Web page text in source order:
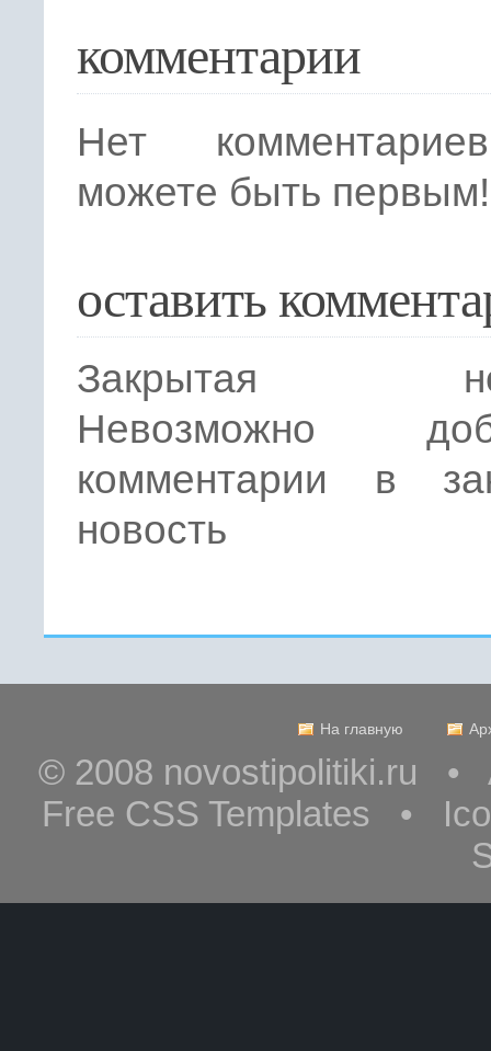
комментарии
Нет
можете быть первым!
оставить
Закрытая
Невозможно
комментарии в
новость
На главную
© 2008 novostipolitiki.ru •
Free CSS Templates •